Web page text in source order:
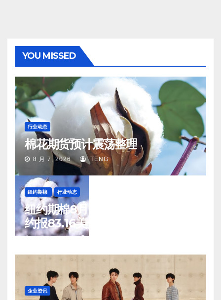
YOU MISSED
行业动态
棉花期货预计震荡整理
8 月 7, 2026 TENG
纽约期棉 行业动态
纽约期棉8月6日(周四)收涨12月合
约报83.16美分/磅
8 月 7, 2026 TENG
企业资讯